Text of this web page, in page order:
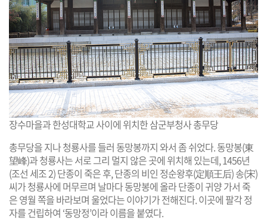
장수마을과 한성대학교 사이에 위치한 삼군부청사 총무당
총무당을 지나 청룡사를 들러 동망봉까지 와서 좀 쉬었다. 동망봉(東
望峰)과 청룡사는 서로 그리 멀지 않은 곳에 위치해 있는데, 1456년
(조선 세조 2) 단종이 죽은 후, 단종의 비인 정순왕후(定順王后) 송(宋)
씨가 청룡사에 머무르며 날마다 동망봉에 올라 단종이 귀양 가서 죽
은 영월 쪽을 바라보며 울었다는 이야기가 전해진다. 이곳에 팔각 정
자를 건립하여 ‘동망정’이라 이름을 붙였다.